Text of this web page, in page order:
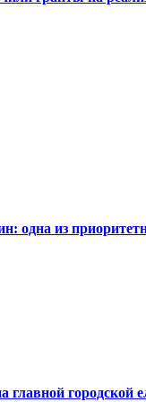
одна из
главной городской